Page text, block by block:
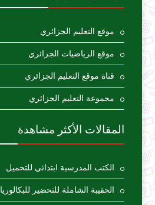
موقع التعليم الجزائري
موقع الرياضيات الجزائري
قناة موقع التعليم الجزائري
مجموعة التعليم الجزائري
المقالات الأكثر مشاهدة
الكتب المدرسية ابتدائي للتحميل
الحقيبة الشاملة للتحضير للبكالوريا